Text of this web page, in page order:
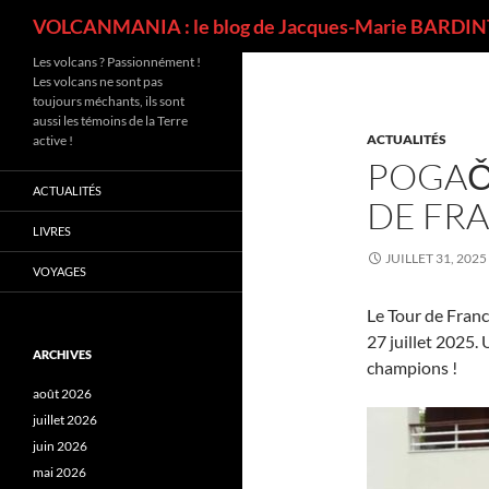
VOLCANMANIA : le blog de Jacques-Marie
ACTUALITÉS
DE
JUILLET 31, 2025
Le Tour de
27 juillet 2025.
champions !
Les volcans ? Passionnément !
Les volcans ne sont pas
toujours méchants, ils sont
aussi les témoins de la Terre
active !
ACTUALITÉS
LIVRES
VOYAGES
ARCHIVES
août 2026
juillet 2026
juin 2026
mai 2026